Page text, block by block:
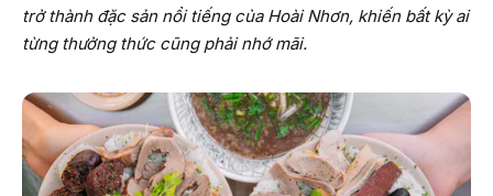
trở thành đặc sản nổi tiếng của Hoài Nhơn, khiến bất kỳ ai
từng thưởng thức cũng phải nhớ mãi.